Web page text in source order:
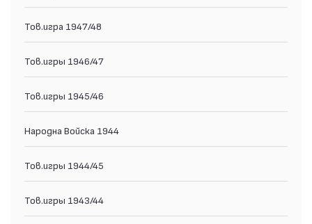
Тов.игра 1947/48
Тов.игры 1946/47
Тов.игры 1945/46
Народна Войска 1944
Тов.игры 1944/45
Тов.игры 1943/44